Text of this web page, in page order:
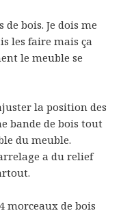
de bois. Je dois me
les faire mais ça
le meuble se
la position des
bande de bois tout
du meuble.
a du relief
morceaux de bois